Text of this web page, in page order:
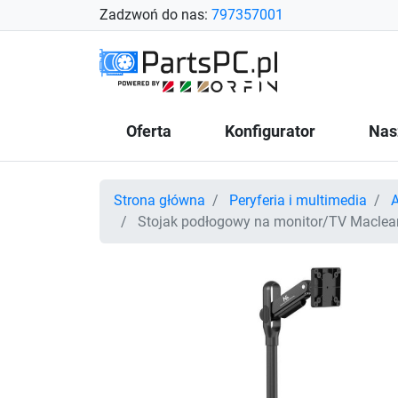
Zadzwoń do nas: 797357001
Oferta Konfigurator
Strona główna Peryferia i multimedia
Stojak podłogowy na monitor/TV